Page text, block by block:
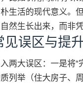
朴生活的现代意义。
然生长出来，而非凭
见误区与提
两大误区：一是将“
列举（住大房子、